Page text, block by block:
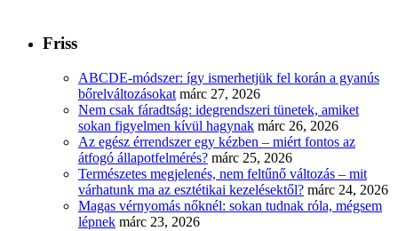
Friss
ABCDE‑módszer: így ismerhetjük fel korán a gyanús
bőrelváltozásokat márc 27, 2026
Nem csak fáradtság: idegrendszeri tünetek, amiket
sokan figyelmen kívül hagynak márc 26, 2026
Az egész érrendszer egy kézben – miért fontos az
átfogó állapotfelmérés? márc 25, 2026
Természetes megjelenés, nem feltűnő változás – mit
várhatunk ma az esztétikai kezelésektől? márc 24, 2026
Magas vérnyomás nőknél: sokan tudnak róla, mégsem
lépnek márc 23, 2026